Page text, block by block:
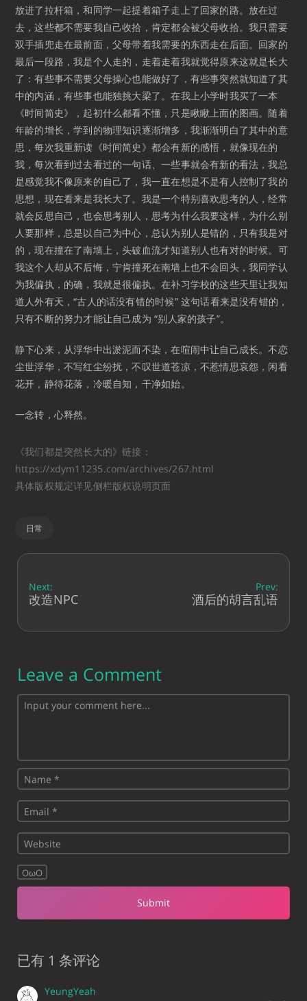
放进了拉杆箱，和同学一起提着箱子走上了回家的路。放在过
去，这些都不需要我自己收拾，肯定都会被父母收拾。我只需要
双手插兜走在最前面，父母带着我需要的东西走在后面。回家的
最后一段路，我是个人走的，走着走着我就觉得原来这就是长大
了：有些事不需要父母操心也能做好了，有些事突然就知道了其
中的内涵，有些事也能独挑大梁了。在我上小学时我买了一本
《时间简史》，起初什么都看不懂，只是瞅瞅上面的图画。随着
年龄的增长，学到的物理知识逐渐增多，我渐渐明白了其中的意
思，每次我重新读《时间简史》都会有新的感悟，就像现在的
我，每次看到过去看过的一句话、一些事就会有新的看法，我总
是感觉我不像原来的自己了，我一直在想是不是有人控制了我的
思想，现在看来是我长大了。我是一个特别喜欢思考的人，经常
就会反思自己，也会思考别人，思考为什么我要这样，为什么别
人要那样，总是以自己为中心，总认为别人是错的，只有我是对
的，现在撞在了南墙上，头破血流才知道别人也有对的时候。可
我这个人却从不后悔，宁肯撞死在南墙上也不会回头，我同学认
为我偏执，的确，我就是很偏执。在补习学校的这些天里让我知
道人外有天，“古人的话没有错的时候” 这句话看来是没有错的，
只有不断的努力才能让自己成为 “别人家的孩子”。
静下心来，从浮华中出淤泥而不染，在喧闹中让自己成长。不恋
尘世浮华，不写红尘纷扰，不叹世道苍凉，不惹情思哀怨，闲看
花开，静待花落，冷暖自知，干净如始。
一念转，心释然。
《我们都是突然长大的》链接：
https://xdym11235.com/archives/267.html
具体版权规定详见侧栏版权说明页面
日常
Next:
改造NPC
Prev:
酒后的胡言乱语
Leave a Comment
OωO
已有 1 条评论
YeungYeah